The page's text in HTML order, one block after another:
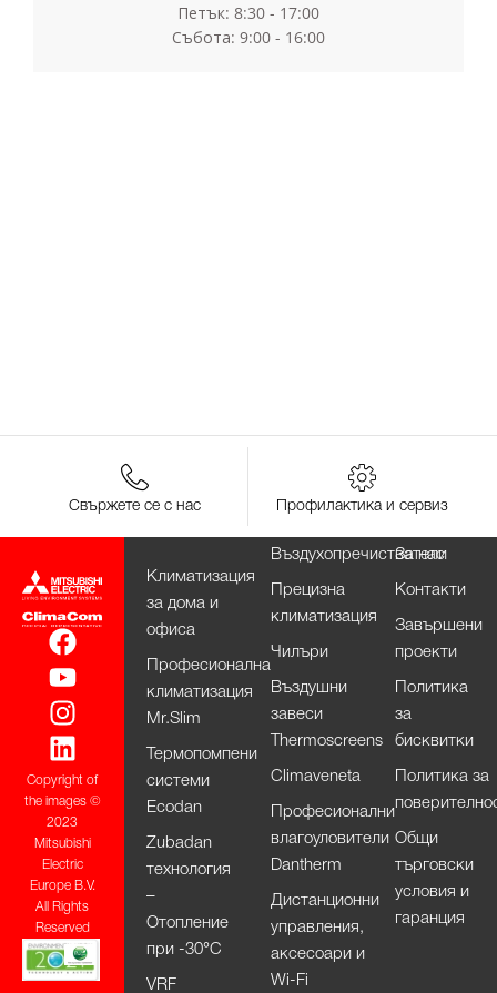
Петък: 8:30 - 17:00
Събота: 9:00 - 16:00
Свържете се с нас Профилактика и сервиз
Copyright of
the images ©
2023
Mitsubishi
Electric
Europe B.V.
All Rights
Reserved
Климатизация
за дома и
офиса
Професионална
климатизация
Mr.Slim
Термопомпени
системи
Ecodan
Zubadan
технология
–
Отопление
при -30°С
VRF
Въздухопречистватели
Прецизна
климатизация
Чилъри
Въздушни
завеси
Thermoscreens
Climaveneta
Професионални
влагоуловители
Dantherm
Дистанционни
управления,
аксесоари и
Wi-Fi
За нас
Контакти
Завършени
проекти
Политика
за
бисквитки
Политика за
Общи
търговски
условия и
гаранция